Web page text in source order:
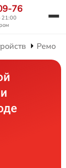
76
21:00